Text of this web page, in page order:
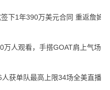
下1年390万美元合同 重返詹姆斯
人观看，手搭GOAT肩上气场超
获单队最高上限34场全美直播